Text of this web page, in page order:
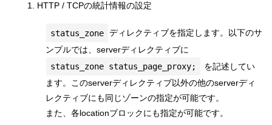
1. HTTP / TCPの統計情報の設定
status_zone ディレクティブを指定します。以下のサ
ンプルでは、serverディレクティブに
status_zone status_page_proxy;
を記述してい
ます。このserverディレクティブ以外の他のserverディ
レクティブにも同じゾーンの指定が可能です。
また、各locationブロックにも指定が可能です。